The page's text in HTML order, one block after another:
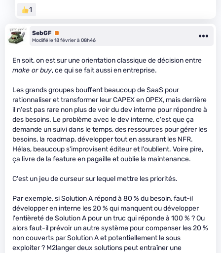
1
SebGF Premium
Modifié le 18 février à 08h46
En soit, on est sur une orientation classique de décision entre
make or buy, ce qui se fait aussi en entreprise.
Les grands groupes bouffent beaucoup de SaaS pour
rationnaliser et transformer leur CAPEX en OPEX, mais derrière
il n'est pas rare non plus de voir du dev interne pour répondre à
des besoins. Le problème avec le dev interne, c'est que ça
demande un suivi dans le temps, des ressources pour gérer les
besoins, la roadmap, développer tout en assurant les NFR.
Hélas, beaucoup s'improvisent éditeur et l'oublient. Voire pire,
ça livre de la feature en pagaille et oublie la maintenance.
C'est un jeu de curseur sur lequel mettre les priorités.
Par exemple, si Solution A répond à 80 % du besoin, faut-il
développer en interne les 20 % qui manquent ou développer
l'entièreté de Solution A pour un truc qui réponde à 100 % ? Ou
alors faut-il prévoir un autre système pour compenser les 20 %
non couverts par Solution A et potentiellement le sous
exploiter ? M2langer deux solutions peut entraîner une